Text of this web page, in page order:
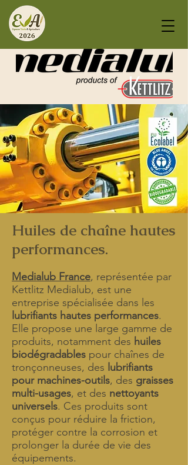
Huiles de chaîne hautes
performances.
Medialub France, représentée par
Kettlitz Medialub, est une
entreprise spécialisée dans les
lubrifiants hautes performances.
Elle propose une large gamme de
produits, notamment des huiles
biodégradables pour chaînes de
tronçonneuses, des lubrifiants
pour machines-outils, des graisses
multi-usages, et des nettoyants
universels. Ces produits sont
conçus pour réduire la friction,
protéger contre la corrosion et
prolonger la durée de vie des
équipements.